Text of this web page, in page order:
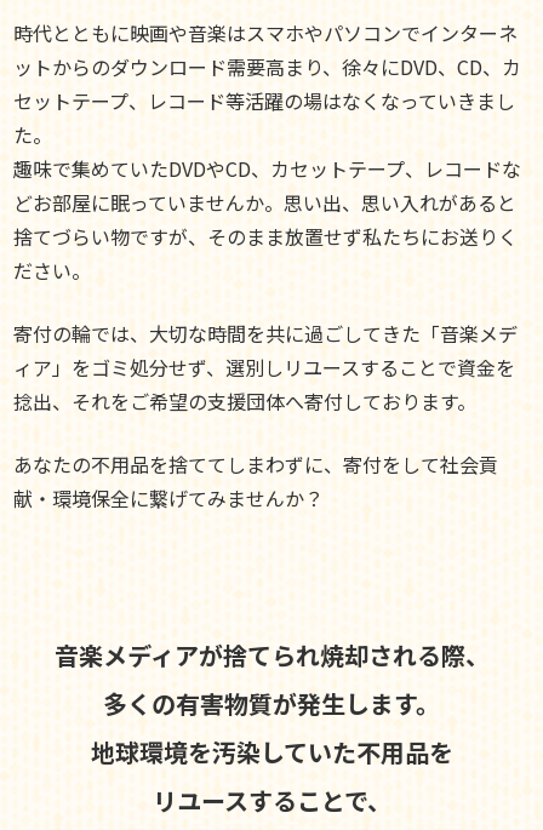
時代とともに映画や音楽はスマホやパソコンでインターネ
ットからのダウンロード需要高まり、徐々にDVD、CD、カ
セットテープ、レコード等活躍の場はなくなっていきまし
た。
趣味で集めていたDVDやCD、カセットテープ、レコードな
どお部屋に眠っていませんか。思い出、思い入れがあると
捨てづらい物ですが、そのまま放置せず私たちにお送りく
ださい。
寄付の輪では、大切な時間を共に過ごしてきた「音楽メデ
ィア」をゴミ処分せず、選別しリユースすることで資金を
捻出、それをご希望の支援団体へ寄付しております。
あなたの不用品を捨ててしまわずに、寄付をして社会貢
献・環境保全に繋げてみませんか？
音楽メディアが捨てられ焼却される際、
多くの有害物質が発生します。
地球環境を汚染していた不用品を
リユースすることで、